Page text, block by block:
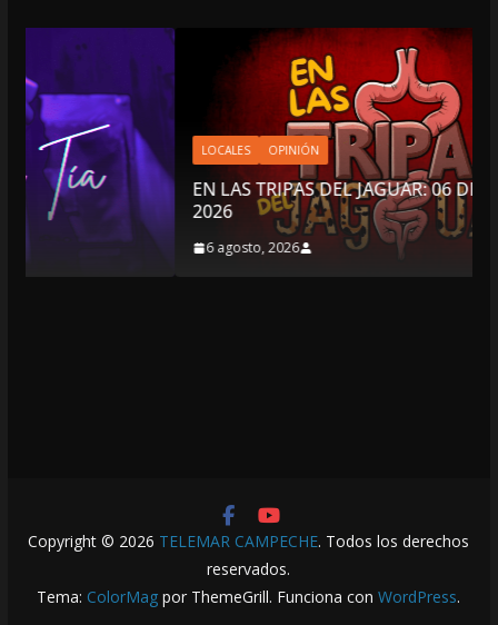
LOCALES OPINIÓN
EN LAS TRIPAS DEL JAGUAR: 06 DE AGOSTO DE
2026
6 agosto, 2026
Copyright © 2026 TELEMAR CAMPECHE. Todos los derechos
reservados.
Tema: ColorMag por ThemeGrill. Funciona conWordPress.